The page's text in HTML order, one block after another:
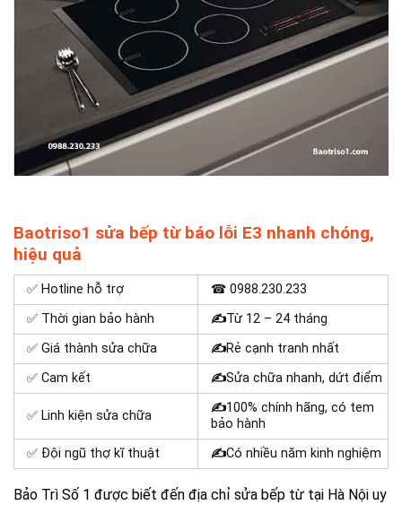
Baotriso1 sửa bếp từ báo lỗi E3 nhanh chóng,
hiệu quả
✅ Hotline hỗ trợ ☎ 0988.230.233
✅ Thời gian bảo hành
✍Từ 12 – 24 tháng
✅ Giá thành sửa chữa
✍Rẻ cạnh tranh nhất
✅ Cam kết
✍Sửa chữa nhanh, dứt điểm
✅ Linh kiện sửa chữa
✍100% chính hãng, có tem
bảo hành
✅ Đội ngũ thợ kĩ thuật
✍Có nhiều năm kinh nghiệm
Bảo Trì Số 1 được biết đến địa chỉ sửa bếp từ tại Hà Nội uy